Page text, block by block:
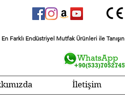
En Farklı Endüstriyel Mutfak Ürünleri ile Tanışın
İletişim